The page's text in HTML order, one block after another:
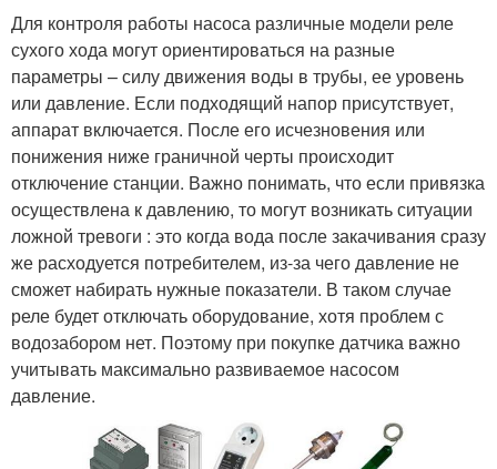
Для контроля работы насоса различные модели реле
сухого хода могут ориентироваться на разные
параметры – силу движения воды в трубы, ее уровень
или давление. Если подходящий напор присутствует,
аппарат включается. После его исчезновения или
понижения ниже граничной черты происходит
отключение станции. Важно понимать, что если привязка
осуществлена к давлению, то могут возникать ситуации
ложной тревоги : это когда вода после закачивания сразу
же расходуется потребителем, из-за чего давление не
сможет набирать нужные показатели. В таком случае
реле будет отключать оборудование, хотя проблем с
водозабором нет. Поэтому при покупке датчика важно
учитывать максимально развиваемое насосом
давление.